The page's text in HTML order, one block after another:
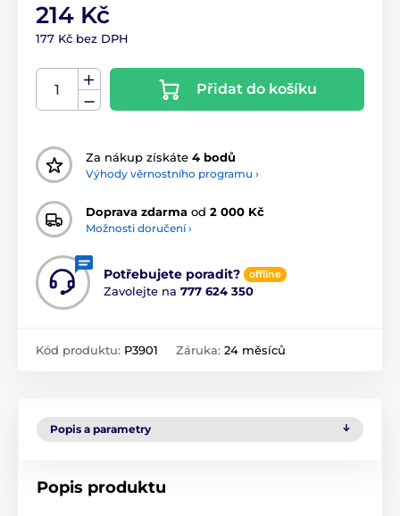
214 Kč
177 Kč bez DPH
Přidat do košíku
Za nákup získáte 4 bodů
Výhody věrnostního programu ›
Doprava zdarma od 2 000 Kč
Možnosti doručení ›
Potřebujete poradit? offline
Zavolejte na 777 624 350
Kód produktu: P3901 Záruka: 24 měsíců
Popis a parametry
Popis produktu